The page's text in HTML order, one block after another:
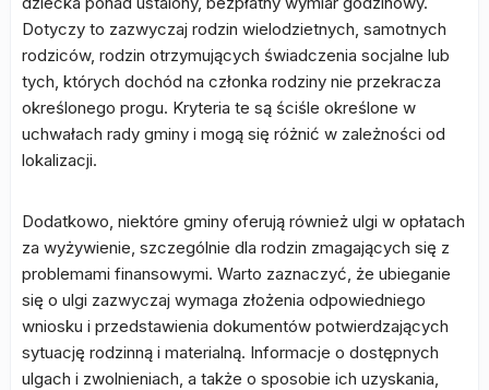
Dotyczy to zazwyczaj rodzin wielodzietnych, samotnych
rodziców, rodzin otrzymujących świadczenia socjalne lub
tych, których dochód na członka rodziny nie przekracza
określonego progu. Kryteria te są ściśle określone w
uchwałach rady gminy i mogą się różnić w zależności od
lokalizacji.
Dodatkowo, niektóre gminy oferują również ulgi w opłatach
za wyżywienie, szczególnie dla rodzin zmagających się z
problemami finansowymi. Warto zaznaczyć, że ubieganie
się o ulgi zazwyczaj wymaga złożenia odpowiedniego
wniosku i przedstawienia dokumentów potwierdzających
sytuację rodzinną i materialną. Informacje o dostępnych
ulgach i zwolnieniach, a także o sposobie ich uzyskania,